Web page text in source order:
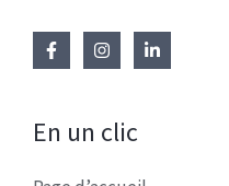
En un clic